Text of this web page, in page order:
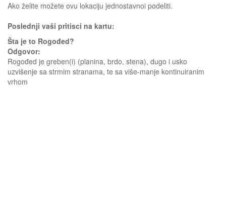
Ako želite možete ovu lokaciju jednostavnoi podeliti.
Poslednji vaši pritisci na kartu:
Šta je to Rogođed?
Odgovor:
Rogođed je greben(i) (planina, brdo, stena), dugo i usko
uzvišenje sa strmim stranama, te sa više-manje kontinuiranim
vrhom